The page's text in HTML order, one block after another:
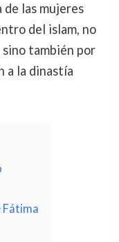
de las mujeres
del islam, no
sino también por
a la dinastía
Fátima